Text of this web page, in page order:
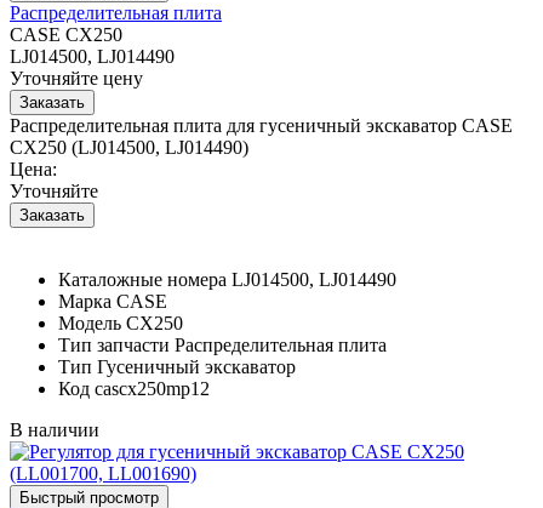
Распределительная плита
CASE CX250
LJ014500, LJ014490
Уточняйте цену
Распределительная плита для гусеничный экскаватор CASE
CX250 (LJ014500, LJ014490)
Цена:
Уточняйте
Каталожные номера LJ014500, LJ014490
Марка CASE
Модель CX250
Тип запчасти Распределительная плита
Тип Гусеничный экскаватор
Код cascx250mp12
В наличии